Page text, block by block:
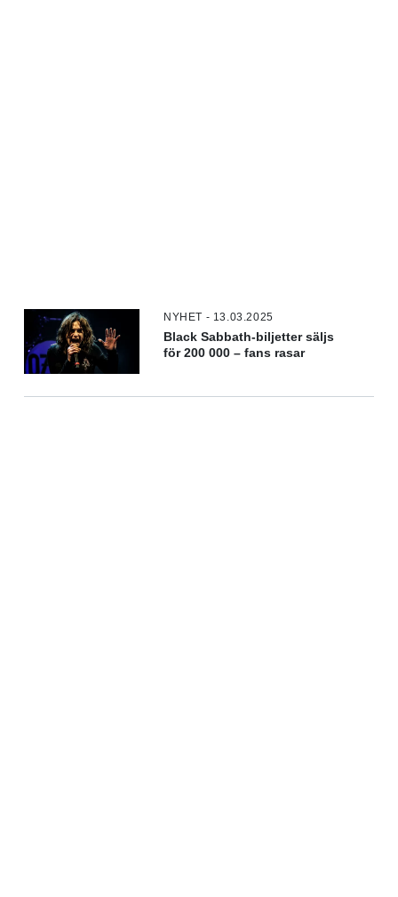
NYHET - 13.03.2025
Black Sabbath-biljetter säljs
för 200 000 – fans rasar